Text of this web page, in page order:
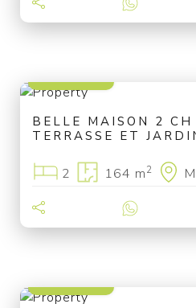
BELLE MAISON 2
TERRASSE ET
2 164 m2